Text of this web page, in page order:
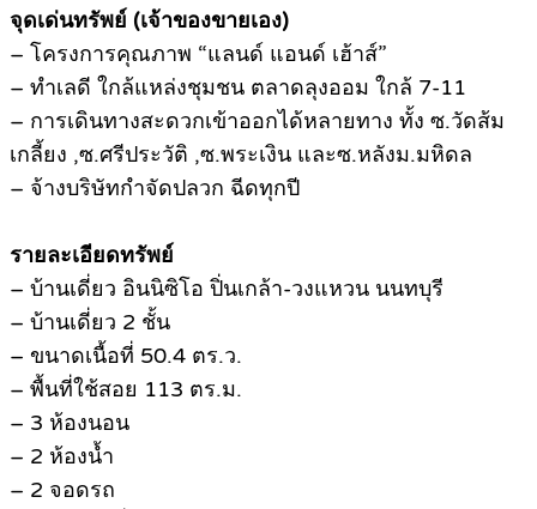
จุดเด่นทรัพย์ (เจ้าของขายเอง)
– โครงการคุณภาพ “แลนด์ แอนด์ เฮ้าส์”
– ทำเลดี ใกล้แหล่งชุมชน ตลาดลุงออม ใกล้ 7-11
– การเดินทางสะดวกเข้าออกได้หลายทาง ทั้ง ซ.วัดส้ม
เกลี้ยง ,ซ.ศรีประวัติ ,ซ.พระเงิน และซ.หลังม.มหิดล
– จ้างบริษัทกำจัดปลวก ฉีดทุกปี
รายละเอียดทรัพย์
– บ้านเดี่ยว อินนิซิโอ ปิ่นเกล้า-วงแหวน นนทบุรี
– บ้านเดี่ยว 2 ชั้น
– ขนาดเนื้อที่ 50.4 ตร.ว.
– พื้นที่ใช้สอย 113 ตร.ม.
– 3 ห้องนอน
– 2 ห้องน้ำ
– 2 จอดรถ